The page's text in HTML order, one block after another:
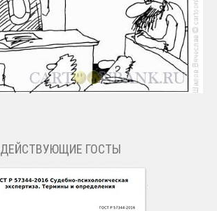
ДЕЙСТВУЮЩИЕ ГОСТЫ